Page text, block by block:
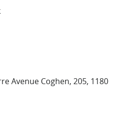
Avenue Coghen, 205, 1180